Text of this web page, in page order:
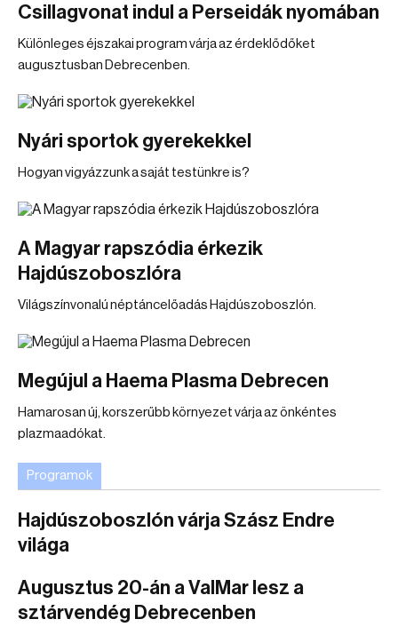
Csillagvonat indul a Perseidák nyomában
Különleges éjszakai program várja az érdeklődőket
augusztusban Debrecenben.
Nyári sportok gyerekekkel
Hogyan vigyázzunk a saját testünkre is?
A Magyar rapszódia érkezik
Hajdúszoboszlóra
Világszínvonalú néptáncelőadás Hajdúszoboszlón.
Megújul a Haema Plasma Debrecen
Hamarosan új, korszerűbb környezet várja az önkéntes
plazmaadókat.
Programok
Hajdúszoboszlón várja Szász Endre
világa
Augusztus 20-án a ValMar lesz a
sztárvendég Debrecenben